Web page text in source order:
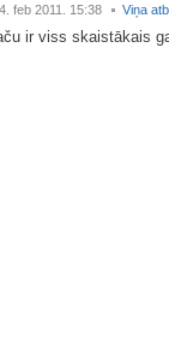
feb 2011. 15:38 Viņa
ir viss skaistākais